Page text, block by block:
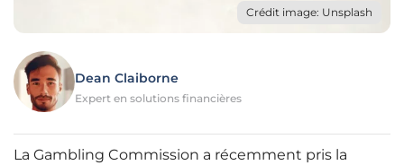
Crédit image: Unsplash
Dean Claiborne
Expert en solutions financières
La Gambling Commission a récemment pris la